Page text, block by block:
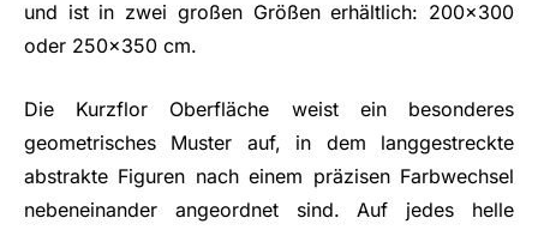
und ist in zwei großen Größen erhältlich: 200x300
oder 250x350 cm.
Die Kurzflor Oberfläche weist ein besonderes
geometrisches Muster auf, in dem langgestreckte
abstrakte Figuren nach einem präzisen Farbwechsel
nebeneinander angeordnet sind. Auf jedes helle